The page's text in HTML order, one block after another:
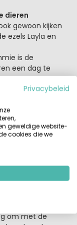
dieren
gewoon kijken
ezels Layla en
is de
een dag te
En wat
Het verwarmen
de hand van
6 persoons
een
en een
in
om met de
Privacybeleid
geweldige website-
cookies die we